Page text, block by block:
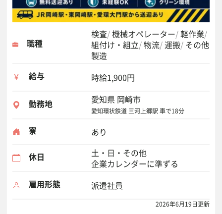
職種
検査 機械オペレーター 軽作業
組付け・組立 物流 運搬 その他
製造
給与
時給1,900円
勤務地 愛知県 岡崎市
愛知環状鉄道 三河上郷駅 車で18分
寮 あり
休日
土・日・その他
企業カレンダーに準ずる
雇用形態
派遣社員
2026年6月19日更新